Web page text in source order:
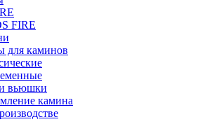
FIRE
для каминов
вьюшки
камина